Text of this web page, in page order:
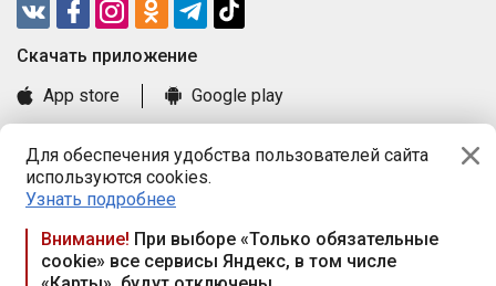
Для обеспечения удобства пользователей сайта
используются cookies.
Узнать подробнее
Внимание! При выборе «Только обязательные
cookie» все сервисы Яндекс, в том числе
Cкачать приложение
App store
Google play
Книга замечаний и предложений
Правила и документы
Praca.by © 2000—2026, ООО «ПРАЦА БАЙ»
Республика Беларусь, 220114, г. Минск, пр-т Независимости
117а, пом. № 9.